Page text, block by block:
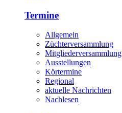
Termine
Allgemein
Züchterversammlung
Mitgliederversammlung
Ausstellungen
Körtermine
Regional
aktuelle Nachrichten
Nachlesen